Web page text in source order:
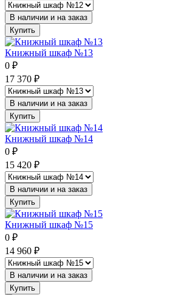
В наличии и на заказ
Купить
Книжный шкаф №13
0 ₽
17 370 ₽
В наличии и на заказ
Купить
Книжный шкаф №14
0 ₽
15 420 ₽
В наличии и на заказ
Купить
Книжный шкаф №15
0 ₽
14 960 ₽
В наличии и на заказ
Купить